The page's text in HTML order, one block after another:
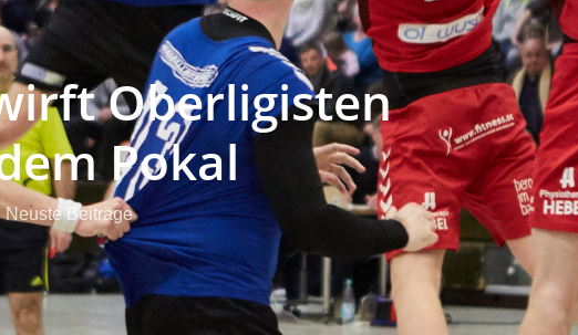
Oberligisten
Pokal
Neuste Beiträge